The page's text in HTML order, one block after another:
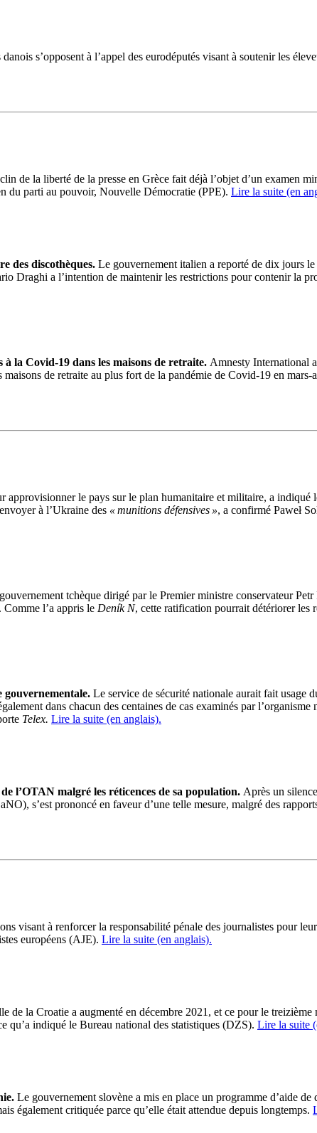
s’opposent à l’appel des eurodéputés visant à soutenir les
de la liberté de la presse en Grèce fait déjà l’objet d’un examen
du parti au pouvoir, Nouvelle Démocratie (PPE). Lire la suite (en
des discothèques. Le gouvernement italien a reporté de dix jours
Draghi a l’intention de maintenir les restrictions pour contenir la
à la Covid-19 dans les maisons de retraite. Amnesty International
de retraite au plus fort de la pandémie de Covid-19 en mars-
approvisionner le pays sur le plan humanitaire et militaire, a indiqué
à l’Ukraine des « munitions défensives », a confirmé Paweł
tchèque dirigé par le Premier ministre conservateurPetr
Comme l’a appris le Deník N, cette ratification pourrait détériorer les
gouvernementale. Le service de sécurité nationale aurait fait usage
dans chacun des centaines de cas examinés par
Telex. Lire la suite (en anglais).
l’OTAN malgré les réticences de sa population. Après un
), s’est prononcé en faveur d’une telle mesure, malgré des
visant à renforcer la responsabilité pénale des journalistes pour
européens (AJE). Lire la suite (en anglais).
de la Croatie a augmenté en décembre 2021, et ce pour le
qu’a indiqué le Bureau national des statistiques (DZS). Lire la suite
Le gouvernement slovène a mis en place un programme d’aide
également critiquée parce qu’elle était attendue depuis longtemps.